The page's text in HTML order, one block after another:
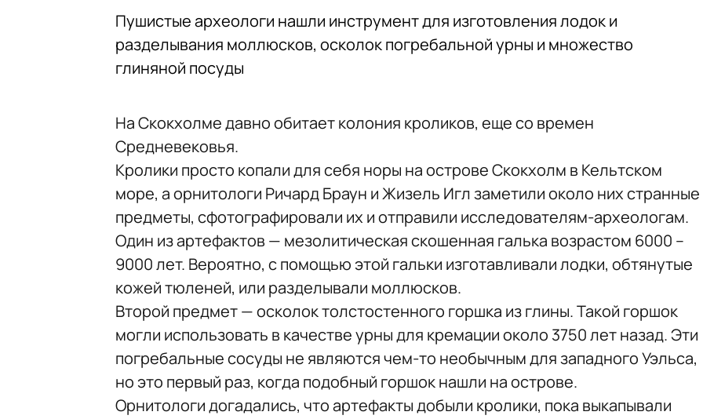
Пушистые археологи нашли инструмент для изготовления лодок и
разделывания моллюсков, осколок погребальной урны и множество
глиняной посуды
На Скокхолме давно обитает колония кроликов, еще со времен
Средневековья.
Кролики просто копали для себя норы на острове Скокхолм в Кельтском
море, а орнитологи Ричард Браун и Жизель Игл заметили около них странные
предметы, сфотографировали их и отправили исследователям-археологам.
Один из артефактов — мезолитическая скошенная галька возрастом 6000 –
9000 лет. Вероятно, с помощью этой гальки изготавливали лодки, обтянутые
кожей тюленей, или разделывали моллюсков.
Второй предмет — осколок толстостенного горшка из глины. Такой горшок
могли использовать в качестве урны для кремации около 3750 лет назад. Эти
погребальные сосуды не являются чем-то необычным для западного Уэльса,
но это первый раз, когда подобный горшок нашли на острове.
Орнитологи догадались, что артефакты добыли кролики, пока выкапывали